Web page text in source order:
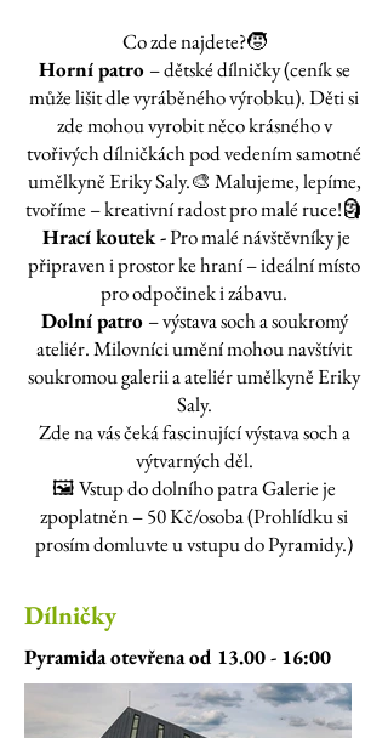
Co zde najdete?🧒
Horní patro – dětské dílničky (ceník se
může lišit dle vyráběného výrobku). Děti si
zde mohou vyrobit něco krásného v
tvořivých dílničkách pod vedením samotné
umělkyně Eriky Saly.🎨 Malujeme, lepíme,
tvoříme – kreativní radost pro malé ruce!🗿
Hrací koutek -Pro malé návštěvníky je
připraven i prostor ke hraní – ideální místo
pro odpočinek i zábavu.
Dolní patro – výstava soch a soukromý
ateliér. Milovníci umění mohou navštívit
soukromou galerii a ateliér umělkyně Eriky
Saly.
Zde na vás čeká fascinující výstava soch a
výtvarných děl.
🖼️ Vstup do dolního patra Galerie je
zpoplatněn – 50 Kč/osoba (Prohlídku si
prosím domluvte u vstupu do Pyramidy.)
Dílničky
Pyramida otevřena od 13.00 - 16:00